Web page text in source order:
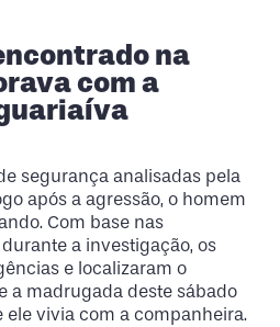
na
com a
segurança analisadas pela
após a agressão, o homem
Com base nas
a investigação, os
e localizaram o
a madrugada deste sábado
ele vivia com a companheira.